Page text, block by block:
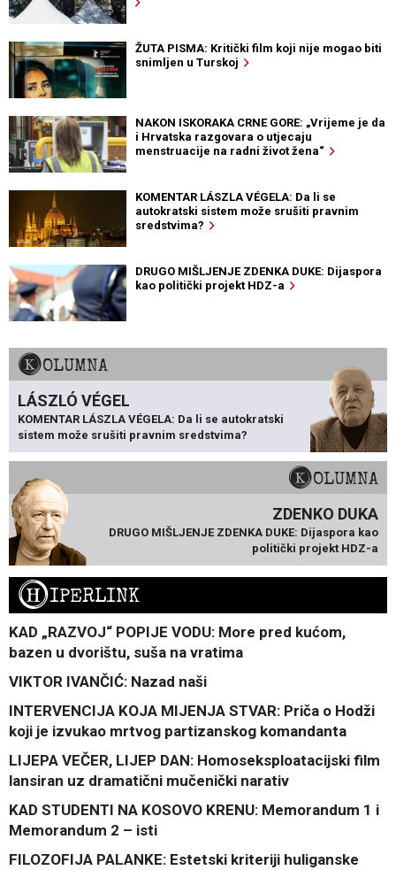
ŽUTA PISMA: Kritički film koji nije mogao biti
snimljen u Turskoj
NAKON ISKORAKA CRNE GORE: „Vrijeme je da
i Hrvatska razgovara o utjecaju
menstruacije na radni život žena“
KOMENTAR LÁSZLA VÉGELA: Da li se
autokratski sistem može srušiti pravnim
sredstvima?
DRUGO MIŠLJENJE ZDENKA DUKE: Dijaspora
kao politički projekt HDZ-a
KOLUMNA
LÁSZLÓ VÉGEL
KOMENTAR LÁSZLA VÉGELA: Da li se autokratski
sistem može srušiti pravnim sredstvima?
KOLUMNA
ZDENKO DUKA
DRUGO MIŠLJENJE ZDENKA DUKE: Dijaspora kao
politički projekt HDZ-a
HIPERLINK
KAD „RAZVOJ“ POPIJE VODU: More pred kućom,
bazen u dvorištu, suša na vratima
VIKTOR IVANČIĆ: Nazad naši
INTERVENCIJA KOJA MIJENJA STVAR: Priča o Hodži
koji je izvukao mrtvog partizanskog komandanta
LIJEPA VEČER, LIJEP DAN: Homoseksploatacijski film
lansiran uz dramatični mučenički narativ
KAD STUDENTI NA KOSOVO KRENU: Memorandum 1 i
Memorandum 2 – isti
FILOZOFIJA PALANKE: Estetski kriteriji huliganske